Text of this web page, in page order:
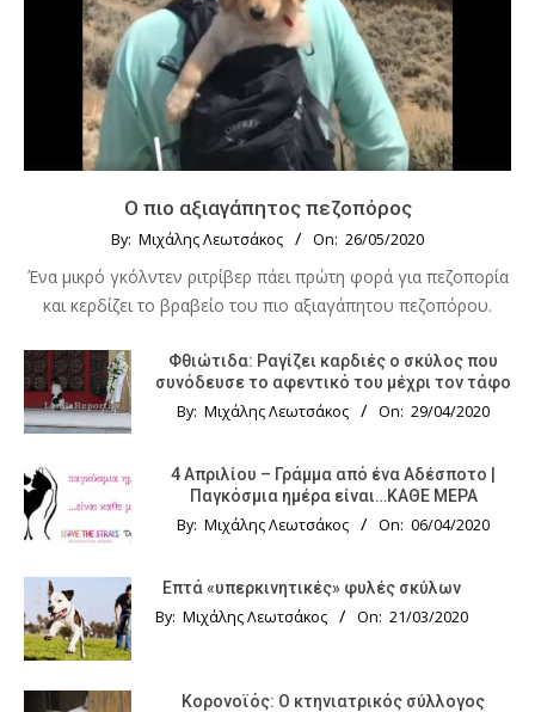
Ο πιο αξιαγάπητος πεζοπόρος
By: Μιχάλης Λεωτσάκος On: 26/05/2020
Ένα μικρό γκόλντεν ριτρίβερ πάει πρώτη φορά για πεζοπορία
και κερδίζει το βραβείο του πιο αξιαγάπητου πεζοπόρου.
Φθιώτιδα: Ραγίζει καρδιές ο σκύλος που
συνόδευσε το αφεντικό του μέχρι τον τάφο
By: Μιχάλης Λεωτσάκος On: 29/04/2020
4 Απριλίου – Γράμμα από ένα Αδέσποτο |
Παγκόσμια ημέρα είναι…ΚΑΘΕ ΜΕΡΑ
By: Μιχάλης Λεωτσάκος On: 06/04/2020
Επτά «υπερκινητικές» φυλές σκύλων
By: Μιχάλης Λεωτσάκος On: 21/03/2020
Κορονοϊός: Ο κτηνιατρικός σύλλογος